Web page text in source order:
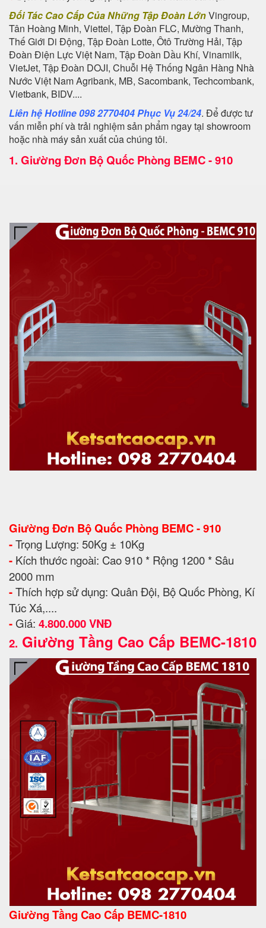
Đối Tác Cao Cấp Của Những Tập Đoàn LớnVingroup,
Tân Hoàng Minh, Viettel, Tập Đoàn FLC, Mường Thanh,
Thế Giới Di Động, Tập Đoàn Lotte, Ôtô Trường Hải, Tập
Đoàn Điện Lực Việt Nam, Tập Đoàn Dầu Khí, Vinamilk,
VietJet, Tập Đoàn DOJI, Chuỗi Hệ Thống Ngân Hàng Nhà
Nước Việt Nam Agribank, MB, Sacombank, Techcombank,
Vietbank, BIDV....
Liên hệ Hotline 098 2770404 Phục Vụ 24/24. Để được tư
vấn miễn phí và trải nghiệm sản phẩm ngay tại showroom
hoặc nhà máy sản xuất của chúng tôi.
1. Giường Đơn Bộ Quốc Phòng BEMC - 910
Giường Đơn Bộ Quốc Phòng BEMC - 910
-Trọng Lượng: 50Kg ± 10Kg
- Kích thước ngoài: Cao 910 * Rộng 1200 * Sâu
2000 mm
-Thích hợp sử dụng: Quân Đội, Bộ Quốc Phòng, Kí
Túc Xá,....
- Giá: 4.800.000 VNĐ
2. Giường Tầng Cao Cấp BEMC-1810
Giường Tầng Cao Cấp BEMC-1810